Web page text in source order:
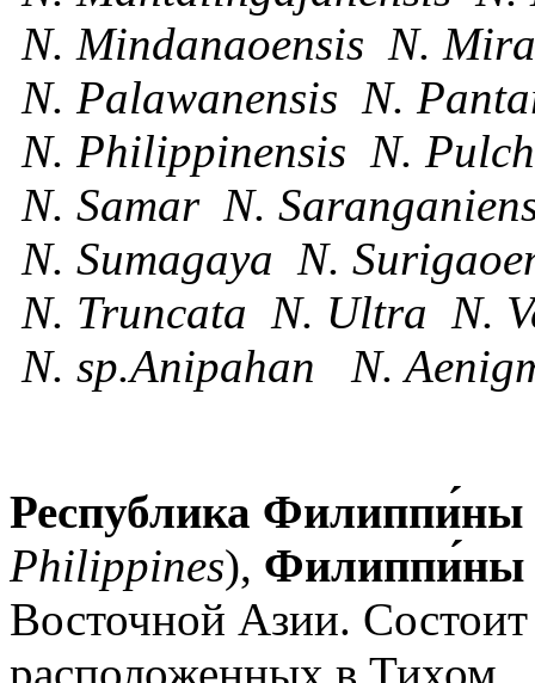
N. Mindanaoensis N.
N. Palawanensis N.
N. Philippinensis N.
N. Samar N.
N. Sumagaya N.
N. Truncata N. Ultra N.
N. sp.Anipahan N.
Республика Филиппи́ны
Philippines), Филиппи́ны
Восточной Азии.
расположенных в Тихом